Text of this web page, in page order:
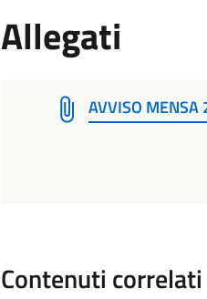
Allegati
AVVISO
Contenuti correlati